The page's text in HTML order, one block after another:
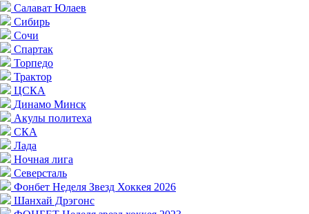
Салават Юлаев
Сибирь
Сочи
Спартак
Торпедо
Трактор
ЦСКА
Динамо Минск
Акулы политеха
СКА
Лада
Ночная лига
Северсталь
Фонбет Неделя Звезд Хоккея 2026
Шанхай Дрэгонс